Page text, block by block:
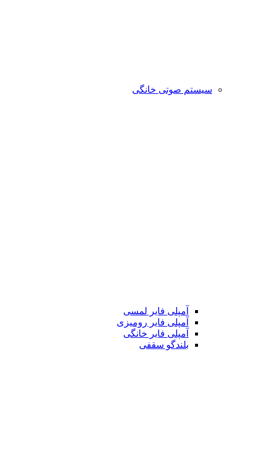
سیستم صوتی خانگی
آمپلی فایر لمسی
آمپلی فایر رومیزی
آمپلی فایر خانگی
بلندگو سقفی